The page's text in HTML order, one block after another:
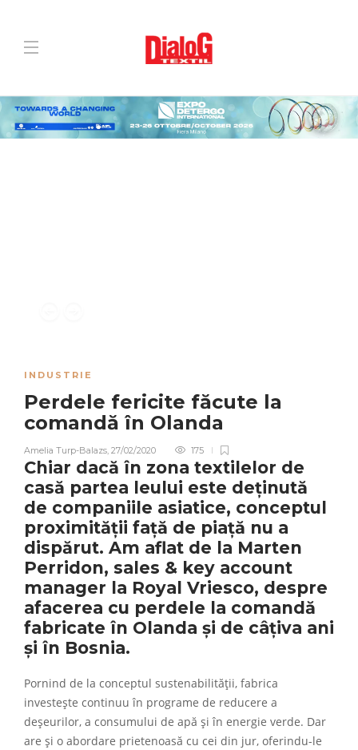
INDUSTRIE
Perdele fericite făcute la
comandă în Olanda
Amelia Turp-Balazs, 27/02/2020 175
Chiar dacă în zona textilelor de
casă partea leului este deținută
de companiile asiatice, conceptul
proximității față de piață nu a
dispărut. Am aflat de la Marten
Perridon, sales & key account
manager la Royal Vriesco, despre
afacerea cu perdele la comandă
fabricate în Olanda și de câțiva ani
și în Bosnia.
Pornind de la conceptul sustenabilității, fabrica
investește continuu în programe de reducere a
deșeurilor, a consumului de apă și în energie verde. Dar
are și o abordare prietenoasă cu cei din jur, oferindu-le